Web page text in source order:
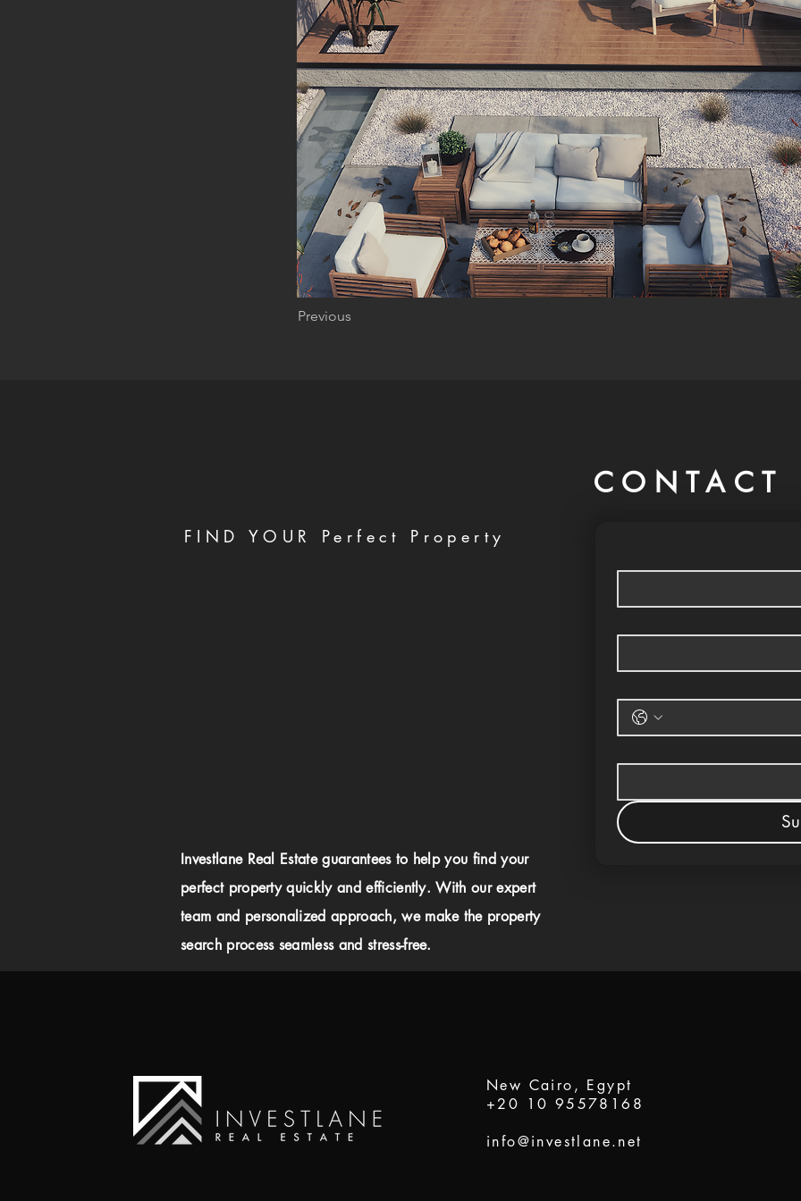
Previous
CONTACT
FIND YOUR Perfect Property
Investlane Real Estate guarantees to help you find your
perfect property quickly and efficiently. With our expert
team and personalized approach, we make the property
search process seamless and stress-free.
New Cairo, Egypt
+20 10 95578168
info@investlane.net